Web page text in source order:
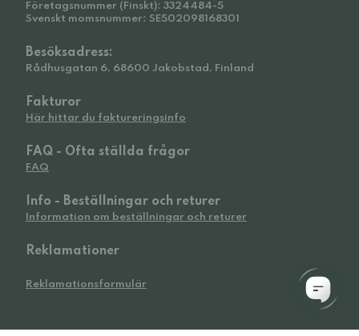
Företagsnummer (Finskt): 3324484-5
Svenskt momsnummer: SE502098168301
Besöksadress:
Rådhusgatan 6, 68600 Jakobstad, Finland
Fakturor
Här hittar du faktureringsinfo
FAQ - Ofta ställda frågor
FAQ
Info - Beställningar och returer
Information om beställningar och returer
Reklamationer
Reklamationsformulär